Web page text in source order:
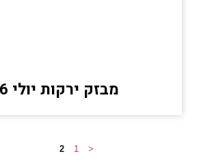
מבזק ירקות יולי 2026
<
1
2